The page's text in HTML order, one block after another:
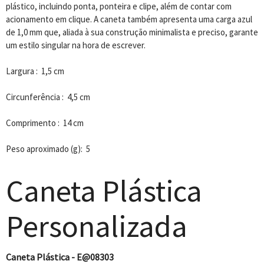
plástico, incluindo ponta, ponteira e clipe, além de contar com
acionamento em clique. A caneta também apresenta uma carga azul
de 1,0 mm que, aliada à sua construção minimalista e preciso, garante
um estilo singular na hora de escrever.
Largura : 1,5 cm
Circunferência : 4,5 cm
Comprimento : 14 cm
Peso aproximado (g): 5
Caneta Plástica
Personalizada
Caneta Plástica - E@08303